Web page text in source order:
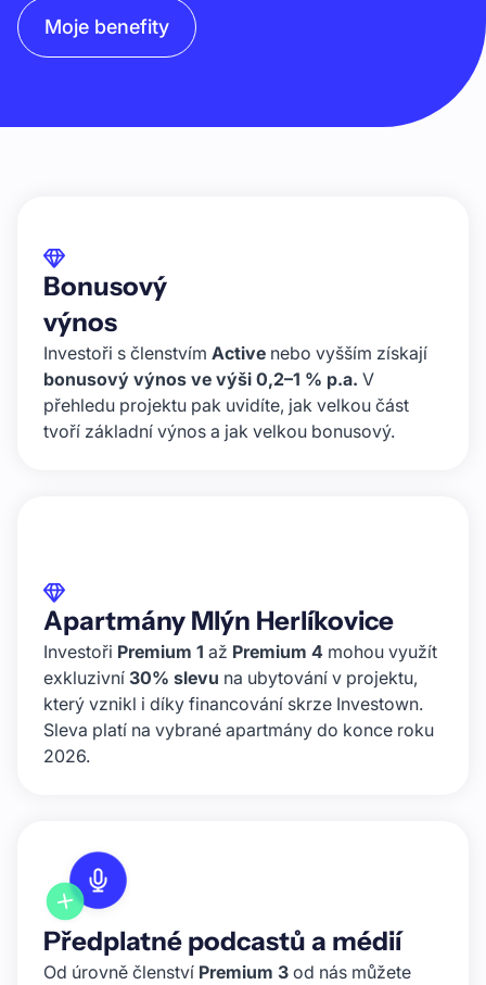
Moje benefity
Bonusový
výnos
Investoři s členstvím Active nebo vyšším získají
bonusový výnos ve výši 0,2–1 % p.a. V
přehledu projektu pak uvidíte, jak velkou část
tvoří základní výnos a jak velkou bonusový.
Apartmány Mlýn Herlíkovice
Investoři Premium 1 až Premium 4 mohou využít
exkluzivní 30% slevu na ubytování v projektu,
který vznikl i díky financování skrze Investown.
Sleva platí na vybrané apartmány do konce roku
2026.
Předplatné podcastů a médií
Od úrovně členství Premium 3 od nás můžete